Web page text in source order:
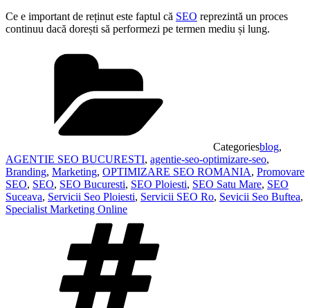
Ce e important de reținut este faptul că SEO reprezintă un proces
continuu dacă dorești să performezi pe termen mediu și lung.
Categoriesblog,
AGENTIE SEO BUCURESTI, agentie-seo-optimizare-seo,
Branding, Marketing, OPTIMIZARE SEO ROMANIA, Promovare
SEO, SEO, SEO Bucuresti, SEO Ploiesti, SEO Satu Mare, SEO
Suceava, Servicii Seo Ploiesti, Servicii SEO Ro, Sevicii Seo Buftea,
Specialist Marketing Online